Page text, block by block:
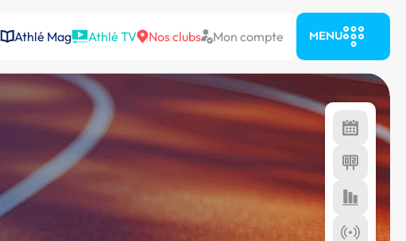
Athlé Mag Athlé TV Nos clubs Mon compte MENU